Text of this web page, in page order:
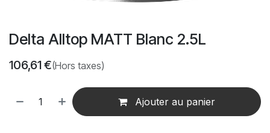
Delta Alltop MATT Blanc 2.5L
106,61€(Hors taxes)
Ajouter au panier